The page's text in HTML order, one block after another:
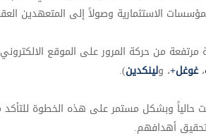
الاستثمارية وصولاً إلى المتعهدين
من حركة المرورعلى الموقع
،غوغل+، ولينكدين).
حالياً وبشكل مستمر على هذه الخطوة للتأكد
أهدافهم.